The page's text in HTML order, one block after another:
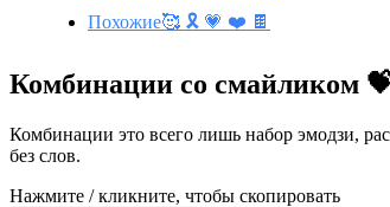
Похожие🥰 🎗️ 💗 ❤️ 🍫
Комбинации со смайликом
Комбинации это всего лишь набор эмодзи,
без слов.
Нажмите / кликните, чтобы скопировать